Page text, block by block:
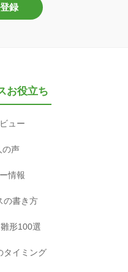
録
お役立ち
ュー
の声
情報
の書き方
形100選
タイミング